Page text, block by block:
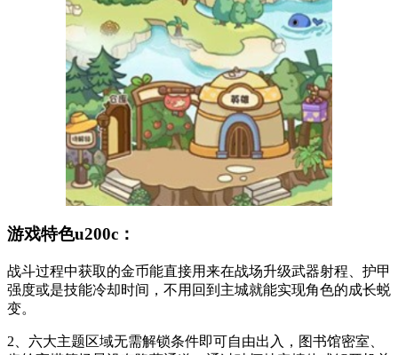
游戏特色u200c：
战斗过程中获取的金币能直接用来在战场升级武器射程、护甲
强度或是技能冷却时间，不用回到主城就能实现角色的成长蜕
变。
2、六大主题区域无需解锁条件即可自由出入，图书馆密室、